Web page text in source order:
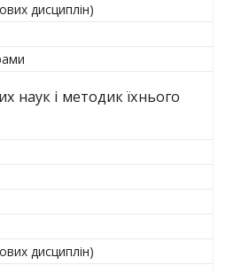
дисциплін)
наук і методик їхнього
дисциплін)